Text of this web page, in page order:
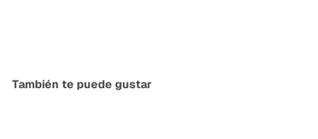
También te puede gustar